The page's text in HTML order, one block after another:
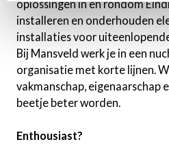
oplossingen in en rondom
installeren en onderhouden
installaties voor
Bij Mansveld werk je in een
organisatie met korte lijnen.
vakmanschap, eigenaarschap
beetje beter worden.
Enthousiast?